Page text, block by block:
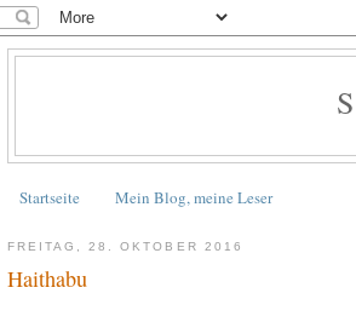
Startseite Mein Blog, meine Leser
FREITAG, 28. OKTOBER 2016
Haithabu